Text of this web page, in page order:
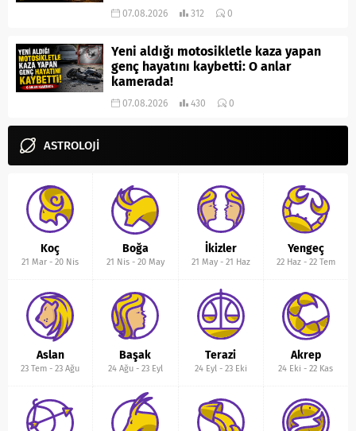
07.08.2026 312 0
Yeni aldığı motosikletle kaza yapan
genç hayatını kaybetti: O anlar
kamerada!
07.08.2026 430 0
ASTROLOJİ
Koç
21 Mar -20 Nis
Boğa
21 Nis- 20 May
İkizler
21 May- 21 Haz
Yengeç
22 Haz- 22 Tem
Aslan
23 Tem -23 Ağu
Başak
24 Ağu- 23 Eyl
Terazi
24 Eyl - 23 Eki
Akrep
24 Eki -22 Kas